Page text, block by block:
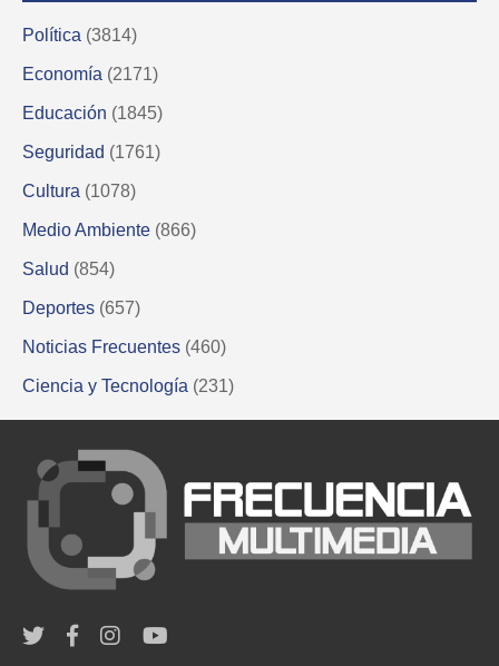
Política (3814)
Economía (2171)
Educación (1845)
Seguridad (1761)
Cultura (1078)
Medio Ambiente (866)
Salud (854)
Deportes (657)
Noticias Frecuentes (460)
Ciencia y Tecnología (231)